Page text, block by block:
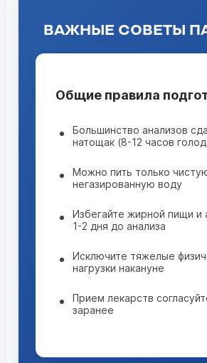
ВАЖНЫЕ СОВЕТЫ
Общие правила
Большинство анализов
натощак (8-12 часов
Можно пить только
негазированную воду
Избегайте жирной пищи и
1-2 дня до анализа
Исключите тяжелые
нагрузки накануне
Прием лекарств
заранее